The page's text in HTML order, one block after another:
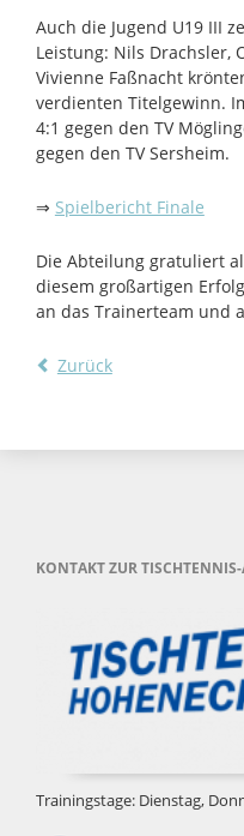
Auch die Jugend U19 III
Leistung: Nils Drachsler,
Vivienne Faßnacht
verdienten Titelgewinn.
4:1 gegen den TV
gegen den TV Sersheim.
⇒ Spielbericht Finale
Die Abteilung gratuliert
diesem großartigen
an das Trainerteam und
Zurück
KONTAKT ZUR
Trainingstage: Dienstag,